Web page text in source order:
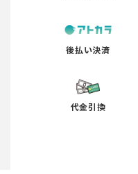
後払い決済
代金引換